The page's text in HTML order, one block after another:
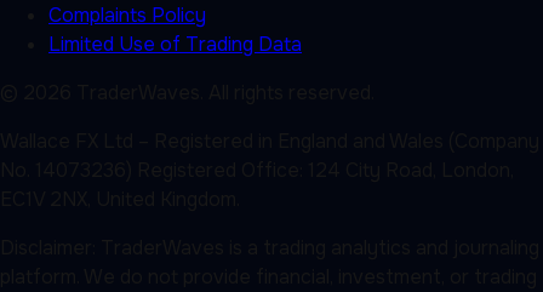
Complaints Policy
Limited Use of Trading Data